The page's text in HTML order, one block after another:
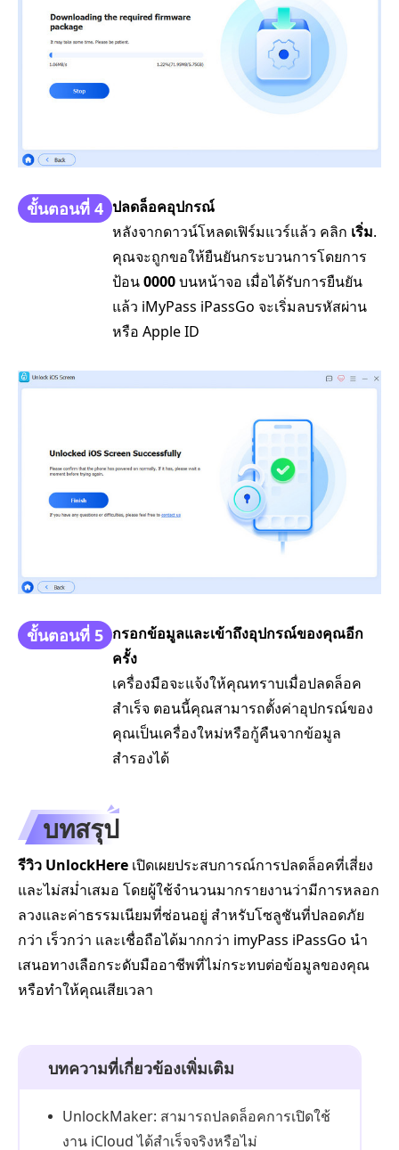
ขั้นตอนที่ 4 ปลดล็อคอุปกรณ์
หลังจากดาวน์โหลดเฟิร์มแวร์แล้ว คลิก เริ่ม.
คุณจะถูกขอให้ยืนยันกระบวนการโดยการ
ป้อน0000บนหน้าจอ เมื่อได้รับการยืนยัน
แล้ว iMyPass iPassGo จะเริ่มลบรหัสผ่าน
หรือ Apple ID
ขั้นตอนที่ 5 กรอกข้อมูลและเข้าถึงอุปกรณ์ของคุณอีก
ครั้ง
เครื่องมือจะแจ้งให้คุณทราบเมื่อปลดล็อค
สำเร็จ ตอนนี้คุณสามารถตั้งค่าอุปกรณ์ของ
คุณเป็นเครื่องใหม่หรือกู้คืนจากข้อมูล
สำรองได้
บทสรุป
รีวิว UnlockHere เปิดเผยประสบการณ์การปลดล็อคที่เสี่ยง
และไม่สม่ำเสมอ โดยผู้ใช้จำนวนมากรายงานว่ามีการหลอก
ลวงและค่าธรรมเนียมที่ซ่อนอยู่ สำหรับโซลูชันที่ปลอดภัย
กว่า เร็วกว่า และเชื่อถือได้มากกว่า imyPass iPassGo นำ
เสนอทางเลือกระดับมืออาชีพที่ไม่กระทบต่อข้อมูลของคุณ
หรือทำให้คุณเสียเวลา
บทความที่เกี่ยวข้องเพิ่มเติม
UnlockMaker: สามารถปลดล็อคการเปิดใช้
งาน iCloud ได้สำเร็จจริงหรือไม่